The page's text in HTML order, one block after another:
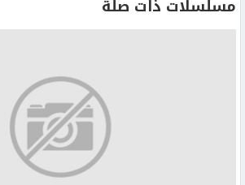
مسلسلات ذات صلة